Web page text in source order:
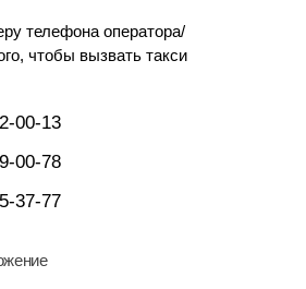
телефона оператора/
чтобы вызвать такси
00-13
00-78
37-77